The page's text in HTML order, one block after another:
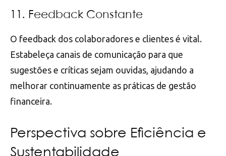
11. Feedback Constante
O feedback dos colaboradores e clientes é vital.
Estabeleça canais de comunicação para que
sugestões e críticas sejam ouvidas, ajudando a
melhorar continuamente as práticas de gestão
financeira.
Perspectiva sobre Eficiência e
Sustentabilidade